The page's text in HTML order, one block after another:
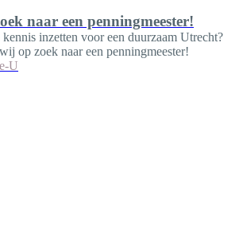
naar een penningmeester!
inzetten voor een duurzaam Utrecht?
op zoek naar een penningmeester!
U